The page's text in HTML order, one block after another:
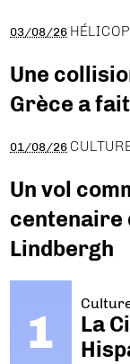
03/08/26
Une
Grèce a
01/08/26
Un vol
centenaire
Lindbergh
La